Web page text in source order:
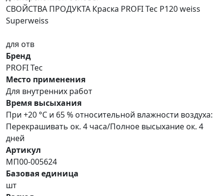
СВОЙСТВА ПРОДУКТА Краска PROFI Tec P120 weiss
Superweiss
для отв
Бренд
PROFI Tec
Место применения
Для внутренних работ
Время высыхания
При +20 °C и 65 % относительной влажности воздуха:
Перекрашивать ок. 4 часа/Полное высыхание ок. 4
дней
Артикул
МП00-005624
Базовая единица
шт